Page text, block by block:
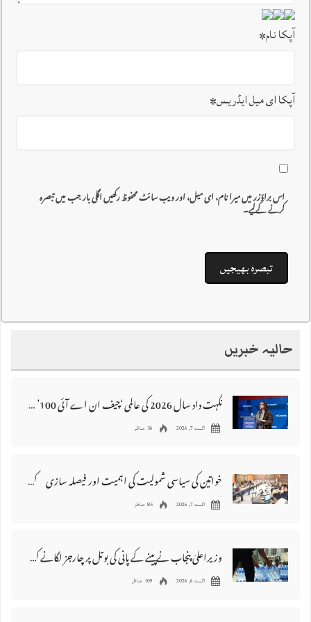
آپکا نام*
آپکا ای میل ایڈریس*
اس براؤزر میں میرا نام، ای میل، اور ویب سائٹ محفوظ رکھیں اگلی بار جب میں تبصرہ
کرنے کےلیے۔
حالیہ خبریں
نگہت داد سال 2026 کی عالمی ‘چیف ان اے آئی 100’ فہرست میں شامل
اگست 7, 2026 56 مناظر
خواتین کی سیاسی شمولیت کی اہمیت اور فیصلہ سازی کے عمل میں فعال کردار
اگست 7, 2026 85 مناظر
وزیراعلیٰ پنجاب نے پینے کے پانی کی بوتل پر چارجز لگانے کی تجویز مستر دکر دی
اگست 6, 2026 109 مناظر